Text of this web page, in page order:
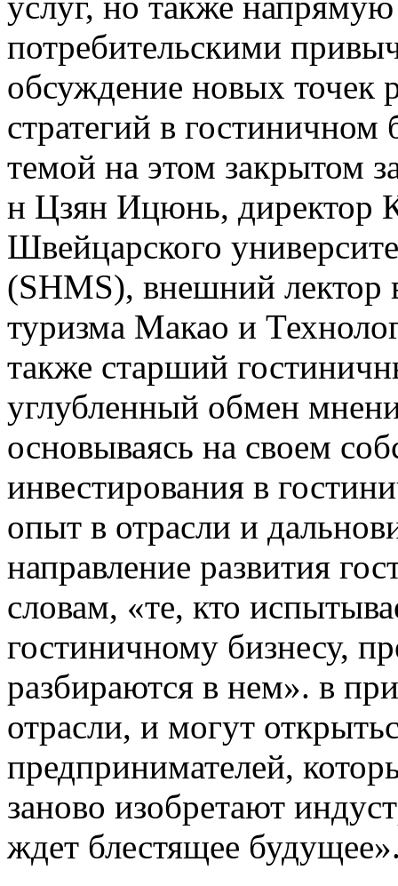
потребительскими
обсуждение новых точек
стратегий в гостиничном
темой на этом закрытом
н Цзян Ицюнь, директор
Швейцарского
(SHMS), внешний лектор
туризма Макао и
также старший
углубленный обмен
основываясь на своем
инвестирования в
опыт в отрасли и
направление развития
словам, «те, кто
гостиничному бизнесу,
разбираются в нем». в
отрасли, и могут
предпринимателей,
заново изобретают
ждет блестящее